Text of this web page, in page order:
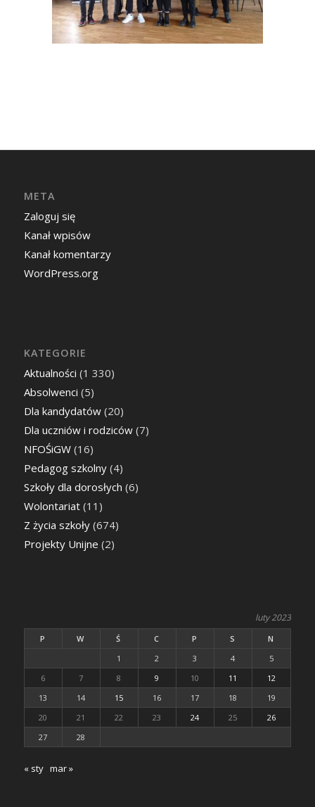
META
Zaloguj się
Kanał wpisów
Kanał komentarzy
WordPress.org
KATEGORIE
Aktualności (1 330)
Absolwenci (5)
Dla kandydatów(20)
Dla uczniów i rodziców(7)
NFOŚiGW(16)
Pedagog szkolny(4)
Szkoły dla dorosłych (6)
Wolontariat(11)
Z życia szkoły(674)
Projekty Unijne (2)
luty 2023
P W Ś C P S
N
1
2 3 4
5
6
7 8 9 10 11
12
13
14 15 16 17 18
19
20
21 22 23 24 25
26
27
28
« sty mar »